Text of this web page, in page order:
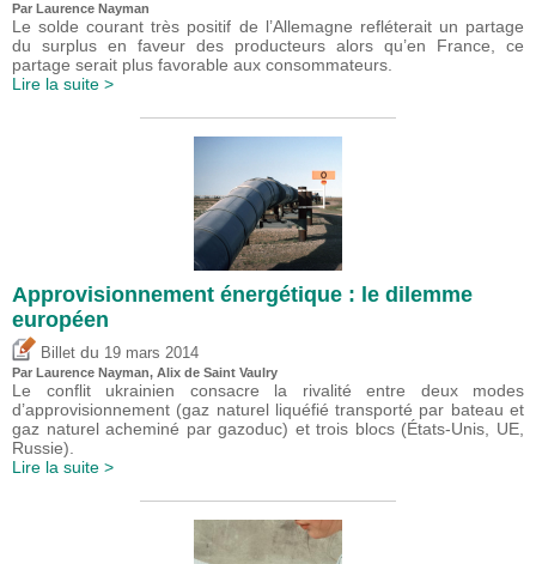
Par Laurence Nayman
Le solde courant très positif de l’Allemagne refléterait un partage
du surplus en faveur des producteurs alors qu’en France, ce
partage serait plus favorable aux consommateurs.
Lire la suite >
Approvisionnement énergétique : le dilemme
européen
Billet du 19 mars 2014
Par Laurence Nayman, Alix de Saint Vaulry
Le conflit ukrainien consacre la rivalité entre deux modes
d’approvisionnement (gaz naturel liquéfié transporté par bateau et
gaz naturel acheminé par gazoduc) et trois blocs (États-Unis, UE,
Russie).
Lire la suite >